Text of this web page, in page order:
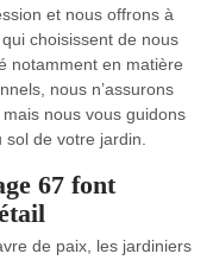
et nous offrons à
choisissent de nous
notamment en matière
nous n’assurons
nous vous guidons
de votre jardin.
67 font
de paix, les jardiniers